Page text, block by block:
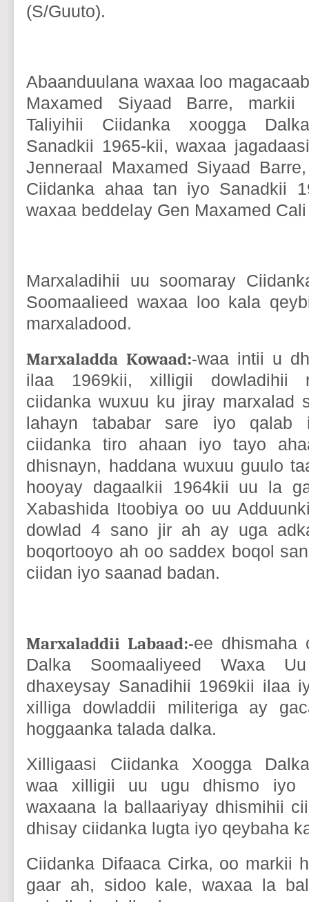
(S/Guuto).
Abaanduulana waxaa loo
Maxamed Siyaad Barre, markii
Taliyihii Ciidanka xoogga
Sanadkii 1965-kii, waxaa
Jenneraal Maxamed Siyaad
Ciidanka ahaa tan iyo Sanadkii
waxaa beddelay Gen Maxamed
Marxaladihii uu soomaray
Soomaalieed waxaa loo kala
marxaladood.
Marxaladda Kowaad:-waa intii u
ilaa 1969kii, xilligii dowladihii
ciidanka wuxuu ku jiray marxalad
lahayn tababar sare iyo qalab
ciidanka tiro ahaan iyo tayo
dhisnayn, haddana wuxuu guulo
hooyay dagaalkii 1964kii uu la
Xabashida Itoobiya oo uu
dowlad 4 sano jir ah ay uga
boqortooyo ah oo saddex boqol
ciidan iyo saanad badan.
Marxaladdii Labaad:-ee dhismaha
Dalka Soomaaliyeed Waxa
dhaxeysay Sanadihii 1969kii ilaa
xilliga dowladdii militeriga ay
hoggaanka talada dalka.
Xilligaasi Ciidanka Xoogga
waa xilligii uu ugu dhismo iyo
waxaana la ballaariyay dhismihii
dhisay ciidanka lugta iyo qeybaha
Ciidanka Difaaca Cirka, oo markii
gaar ah, sidoo kale, waxaa la